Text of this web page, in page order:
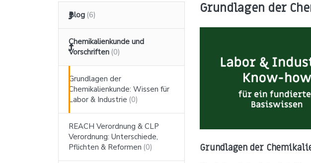
Blog
Chemikalienkunde und
Vorschriften
Grundlagen der
Chemikalienkunde: Wissen für
Labor & Industrie
REACH Verordnung & CLP
Verordnung: Unterschiede,
Pflichten & Reformen
Grundlagen der
Grundlagen der